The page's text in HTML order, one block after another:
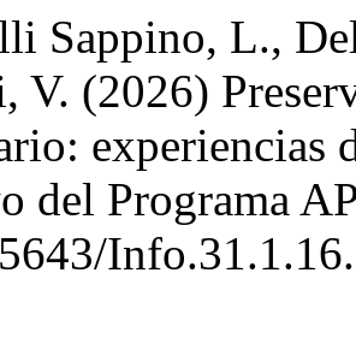
Sappino, L.,
V. (2026)
experiencias
del Programa
Info.31.1.16.